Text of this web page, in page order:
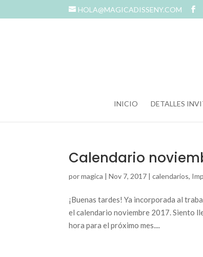
HOLA@MAGICADISSENY.COM
INICIO DETALLES
Calendario
pormagica |Nov 7, 2017 |calendarios,
¡Buenas tardes! Ya incorporada al
el calendario noviembre 2017. Siento
hora para el próximo mes....